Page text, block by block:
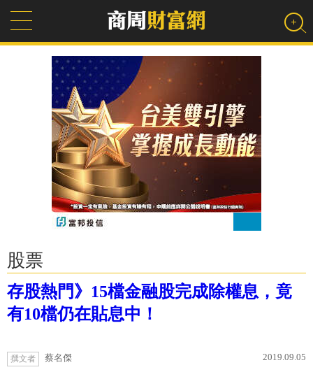
股票
存股熱門》15檔金融股完成除權息，竟
有10檔仍在貼息中！
撰文者 蔡名傑 2019.09.05